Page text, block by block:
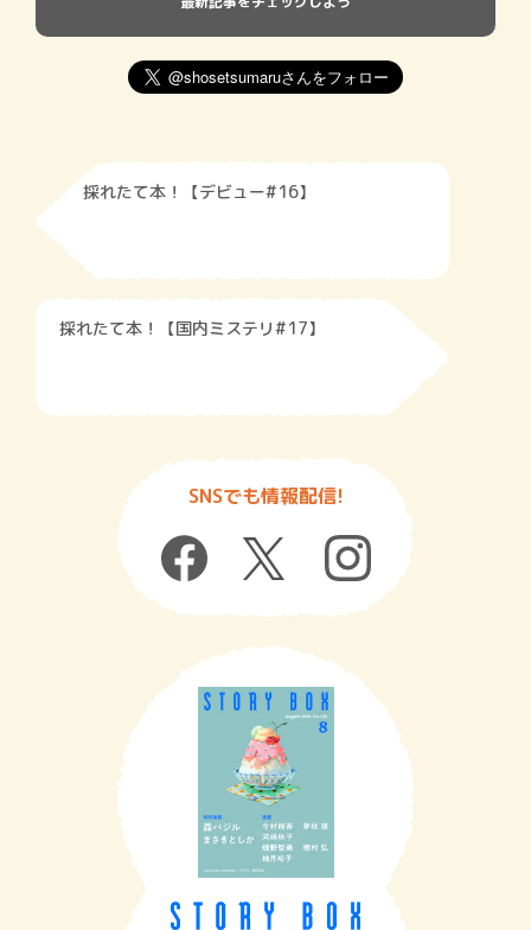
採れたて本！【デビュー#16】
採れたて本！【国内ミステリ#17】
SNSでも情報配信!